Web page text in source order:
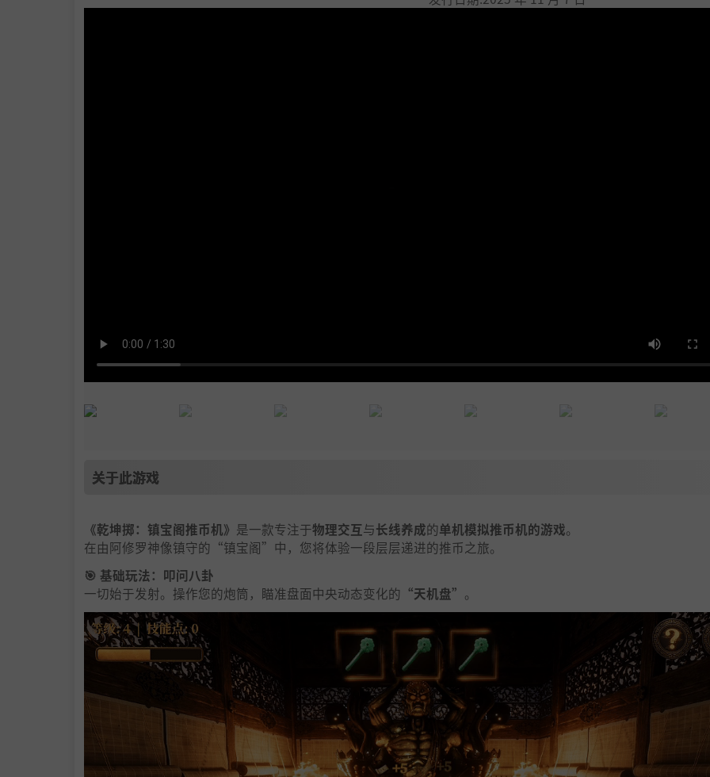
关于此游戏
《乾坤掷：镇宝阁推币机》 是一款专注于物理交互与长线养成的单机模拟推币机的游戏。
在由阿修罗神像镇守的“镇宝阁”中，您将体验一段层层递进的推币之旅。
🎯 基础玩法：叩问八卦
一切始于发射。操作您的炮筒，瞄准盘面中央动态变化的 “天机盘” 。